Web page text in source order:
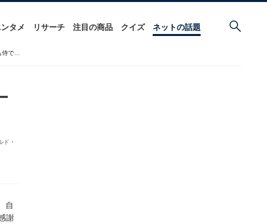
タメ リサーチ 注目の商品 クイズ ネットの話題
ラーズ・ヌートバー、WBC終了で日本に感謝のメッセージ！ 「貴方は日本の誇りです」「誰よりも侍でした」
・
自
謝